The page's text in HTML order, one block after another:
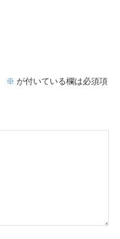
※ が付いている欄は必須項